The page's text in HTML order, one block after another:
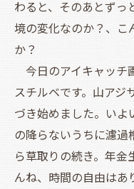
わると、そのあとずっ
境の変化なのか？、こ
か？
今日のアイキャッチ
スチルベです。山アジ
づき始めました。いよ
の降らないうちに濾過
ら草取りの続き。年金
んね、時間の自由はあ